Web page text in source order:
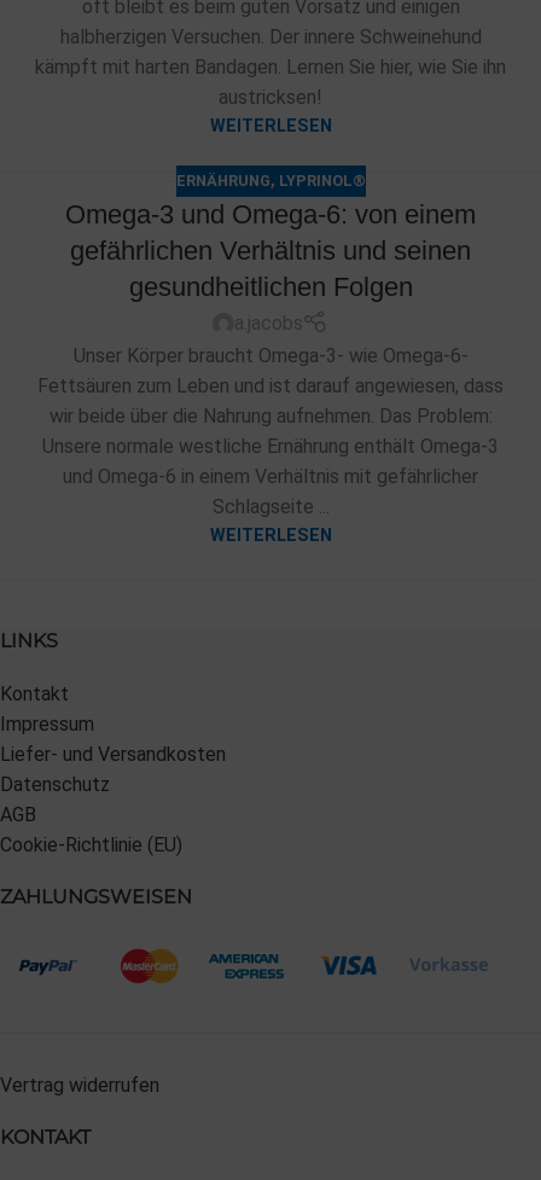
oft bleibt es beim guten Vorsatz und einigen
halbherzigen Versuchen. Der innere Schweinehund
kämpft mit harten Bandagen. Lernen Sie hier, wie Sie ihn
austricksen!
WEITERLESEN
ERNÄHRUNG, LYPRINOL®
Omega-3 und Omega-6: von einem
gefährlichen Verhältnis und seinen
gesundheitlichen Folgen
a.jacobs
Unser Körper braucht Omega-3- wie Omega-6-
Fettsäuren zum Leben und ist darauf angewiesen, dass
wir beide über die Nahrung aufnehmen. Das Problem:
Unsere normale westliche Ernährung enthält Omega-3
und Omega-6 in einem Verhältnis mit gefährlicher
Schlagseite ...
WEITERLESEN
LINKS
Kontakt
Impressum
Liefer- und Versandkosten
Datenschutz
AGB
Cookie-Richtlinie (EU)
ZAHLUNGSWEISEN
Vertrag widerrufen
KONTAKT